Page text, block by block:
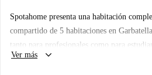
Spotahome presenta una habitación
compartido de 5 habitaciones en
tanto para profesionales como para
central. Su amplia cocina está equipada
Ver más keyboard_arrow_down